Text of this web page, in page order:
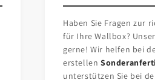
Haben Sie Fragen zur
für Ihre Wallbox?
gerne! Wir helfen bei
erstellen
unterstützen Sie bei